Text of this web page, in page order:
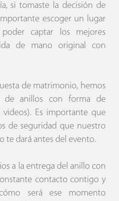
si tomaste la decisión de
escoger un lugar
captar los mejores
de mano original con
de matrimonio, hemos
de anillos con forma de
Es importante que
de seguridad que nuestro
te dará antes del evento.
a la entrega del anillo con
contacto contigo y
será ese momento